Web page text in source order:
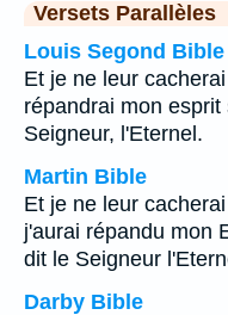
Versets Parallèles
Louis Segond Bible
Et je ne leur
répandrai mon
Seigneur, l'Eternel.
Martin Bible
Et je ne leur
j'aurai répandu mon
dit le Seigneur
Darby Bible